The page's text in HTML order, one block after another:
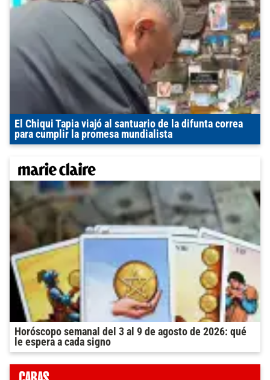
El Chiqui Tapia viajó al santuario de la difunta correa
para cumplir la promesa mundialista
Horóscopo semanal del 3 al 9 de agosto de 2026: qué
le espera a cada signo